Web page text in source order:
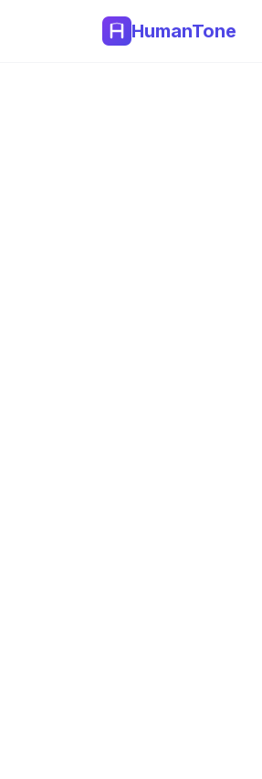
HumanTone